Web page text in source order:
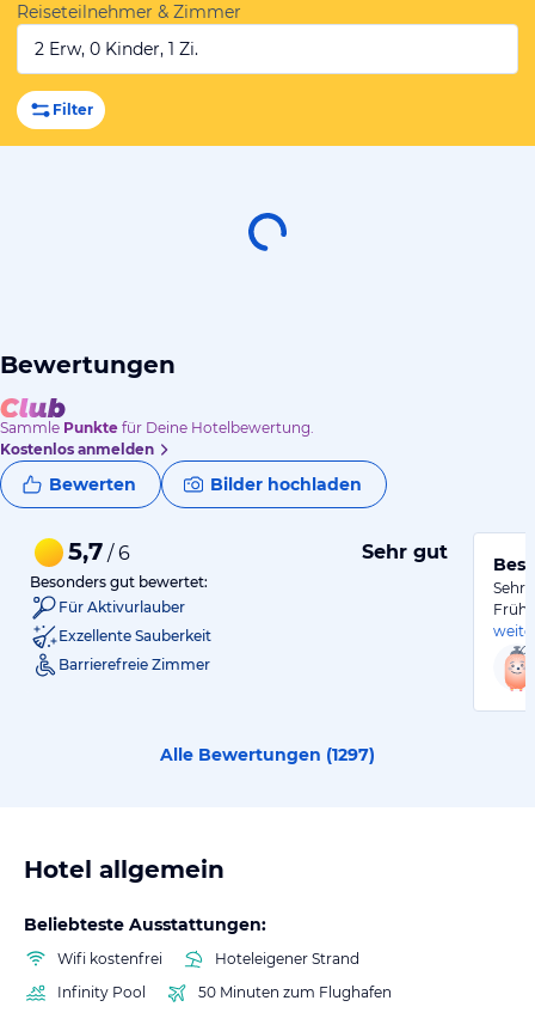
Reiseteilnehmer & Zimmer
2 Erw, 0 Kinder, 1 Zi.
Filter
Bewertungen
Sammle Punkte für Deine Hotelbewertung.
Kostenlos anmelden
Bewerten Bilder hochladen
5,7 / 6 Sehr gut
Besonders gut bewertet:
Für Aktivurlauber
Exzellente Sauberkeit
Barrierefreie Zimmer
Sehr
Alle Bewertungen (1297)
Hotel allgemein
Beliebteste Ausstattungen:
Wifi kostenfrei
Hoteleigener Strand
Infinity Pool
50 Minuten zum Flughafen